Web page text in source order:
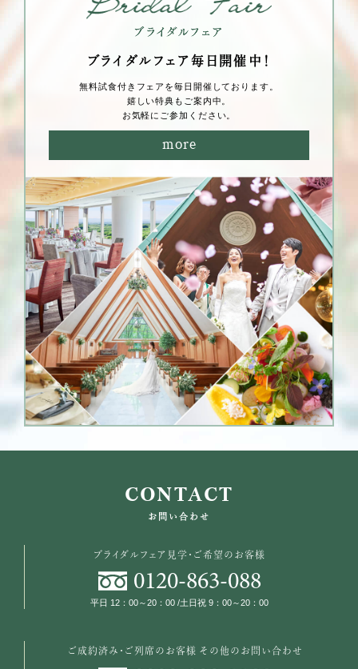
ブライダルフェア毎⽇開催中！
無料試⾷付きフェアを毎⽇開催しております。
嬉しい特典もご案内中。
お気軽にご参加ください。
more
CONTACT
お問い合わせ
ブライダルフェア見学・ご希望のお客様
0120-863-088
平日 12：00～20：00 /土日祝 9：00～20：00
ご成約済み・ご列席のお客様その他のお問い合わせ